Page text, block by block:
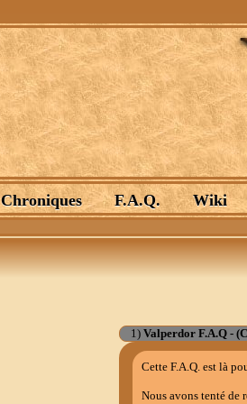
Chroniques F.A.Q. Wiki
1) Valperdor F.A.Q -
Cette F.A.Q. est là
Nous avons tenté de